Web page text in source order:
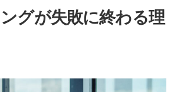
グが失敗に終わる理